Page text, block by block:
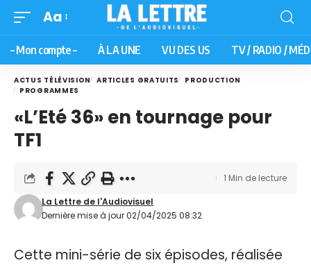
Aa
– Mon compte – À LA UNE VU DES US TV / RADIO /
ACTUS TÉLÉVISION ARTICLES GRATUITS PRODUCTION
PROGRAMMES
«L’Eté 36» en tournage pour
TF1
Dernière mise à jour 02/04/2025 08:32
La Lettre de l'Audiovisuel
1 Min de lecture
Cette mini-série de six épisodes, réalisée